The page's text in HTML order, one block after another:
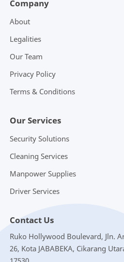
Company
About
Legalities
Our Team
Privacy Policy
Terms & Conditions
Our Services
Security Solutions
Cleaning Services
Manpower Supplies
Driver Services
Contact Us
Ruko Hollywood Boulevard, Jln.
26, Kota JABABEKA, Cikarang